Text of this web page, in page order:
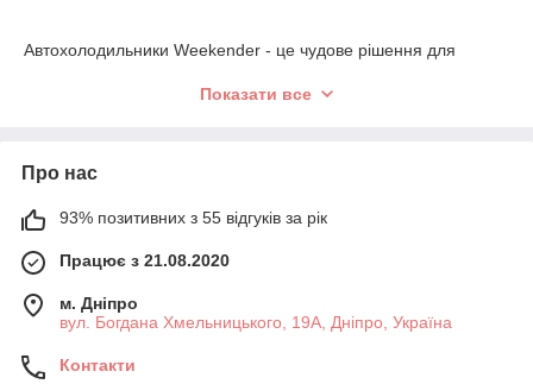
Автохолодильники Weekender - це чудове рішення для
пристрої забезпечують надійне та ефективне охолодження
подорожі. Вони ідеально підходять для тривалих поїздок на
автомобілі, відпочинку на природі, риболовлі чи автокемпінгу.
Автохолодильники Weekender – це компактні та зручні
пристрої, призначені для підтримки низької температури
оснащені електричними охолоджувальними системами, які
Показати все
Про нас
93% позитивних з 55 відгуків за рік
Працює з 21.08.2020
м. Дніпро
вул. Богдана Хмельницького, 19А, Дніпро, Україна
Контакти